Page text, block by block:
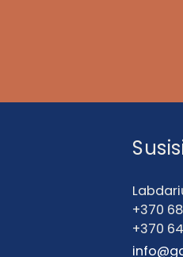
+370
+370